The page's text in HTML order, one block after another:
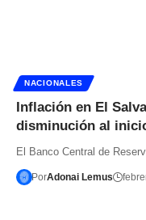
NACIONALES
Inflación en El
disminución al
El Banco Central de
PorAdonai Lemus